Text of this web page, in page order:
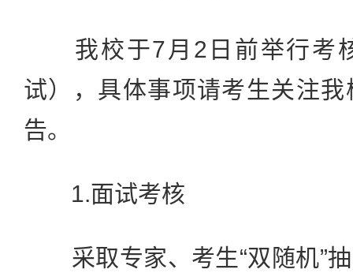
我校于7月2日前举行考
试），具体事项请考生关注
告。
1.面试考核
采取专家、考生“双随机”抽